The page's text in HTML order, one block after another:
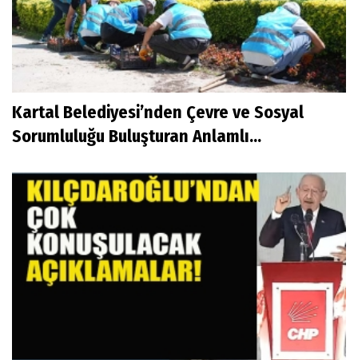
Kartal Belediyesi’nden Çevre ve Sosyal
Sorumluluğu Buluşturan Anlamlı...